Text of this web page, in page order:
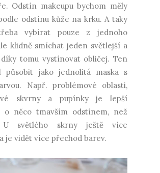
Odstín makeupu bychom měly
odstínu kůže na krku. A taky
vybírat pouze z jednoho
klidně smíchat jeden světlejší a
tomu vystínovat obličej. Ten
působit jako jednolitá maska s
Např. problémové oblasti,
skvrny a pupínky je lepší
o něco tmavším odstínem, než
U světlého skrny ještě více
je vidět více přechod barev.